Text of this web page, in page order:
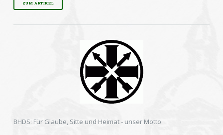
ZUM ARTIKEL
BHDS: Für Glaube, Sitte und Heimat - unser Motto